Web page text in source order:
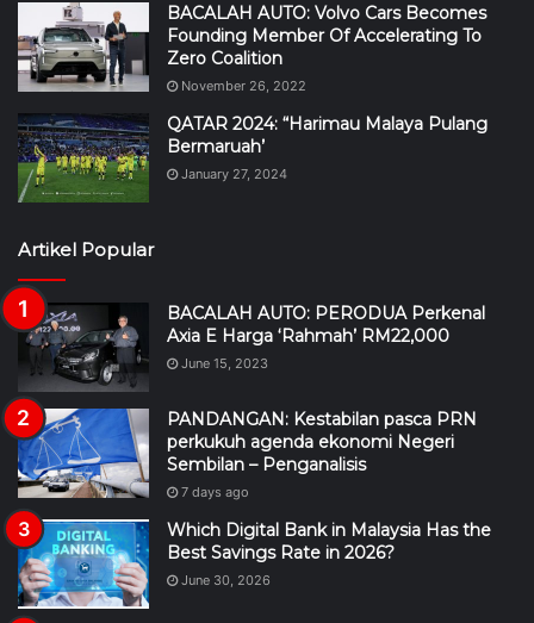
BACALAH AUTO: Volvo Cars Becomes
Founding Member Of Accelerating To
Zero Coalition
November 26, 2022
QATAR 2024: “Harimau Malaya Pulang
Bermaruah’
January 27, 2024
Artikel Popular
BACALAH AUTO: PERODUA Perkenal
Axia E Harga ‘Rahmah’ RM22,000
June 15, 2023
PANDANGAN: Kestabilan pasca PRN
perkukuh agenda ekonomi Negeri
Sembilan – Penganalisis
7 days ago
Which Digital Bank in Malaysia Has the
Best Savings Rate in 2026?
June 30, 2026